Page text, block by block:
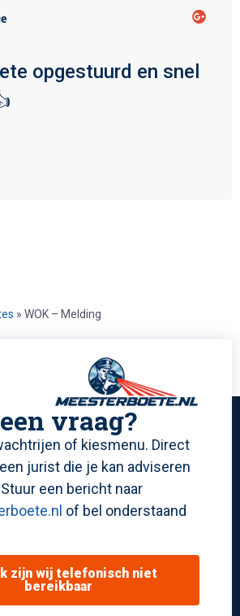
opgestuurd en snel
» WOK – Melding
vraag?
of kiesmenu. Direct
jurist die je kan adviseren
een bericht naar
of bel onderstaand
zijn wij telefonisch niet
bereikbaar